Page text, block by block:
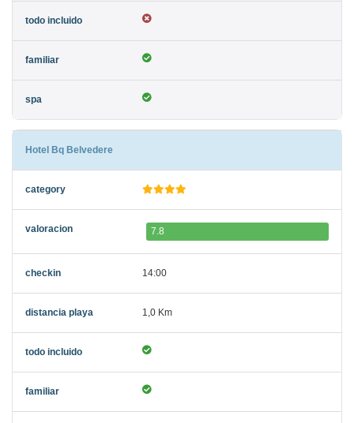
Hotel Bq Belvedere
7.8
14:00
1,0 Km